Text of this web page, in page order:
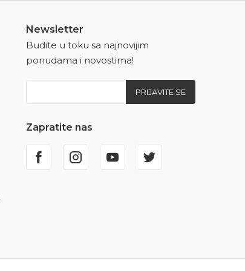
Newsletter
Budite u toku sa najnovijim
ponudama i novostima!
PRIJAVITE SE
Zapratite nas